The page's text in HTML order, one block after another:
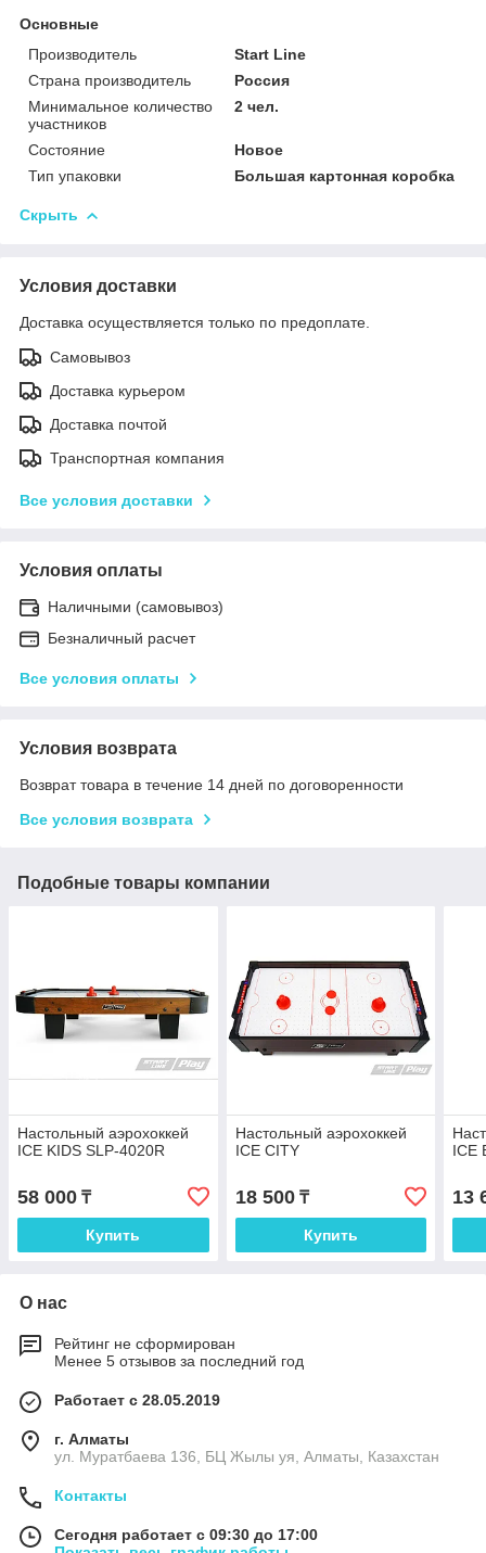
Основные
Производитель
Start Line
Страна производитель
Россия
Минимальное количество
участников
2 чел.
Состояние
Новое
Тип упаковки
Большая картонная коробка
Скрыть
Условия доставки
Доставка осуществляется только по предоплате.
Самовывоз
Доставка курьером
Доставка почтой
Транспортная компания
Все условия доставки
Условия оплаты
Наличными (самовывоз)
Безналичный расчет
Все условия оплаты
Условия возврата
Возврат товара в течение 14 дней по договоренности
Все условия возврата
Подобные товары компании
Настольный аэрохоккей
ICE KIDS SLP-4020R
58 000 ₸
Купить
Настольный аэрохоккей
ICE CITY
18 500₸
Купить
ICE
13
О нас
Рейтинг не сформирован
Менее 5 отзывов за последний год
Работает с 28.05.2019
г. Алматы
ул. Муратбаева 136, БЦ Жылы уя, Алматы, Казахстан
Контакты
Сегодня работает с 09:30 до 17:00